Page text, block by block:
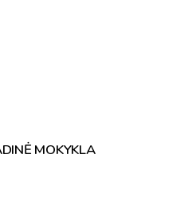
MOKYKLA